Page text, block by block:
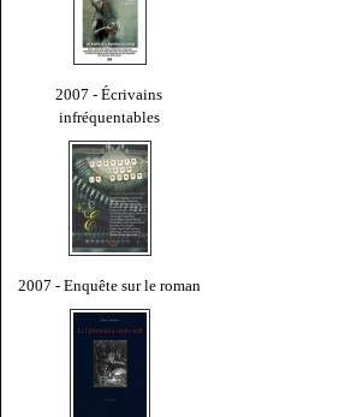
2007 - Écrivains
infréquentables
2007 - Enquête sur le roman